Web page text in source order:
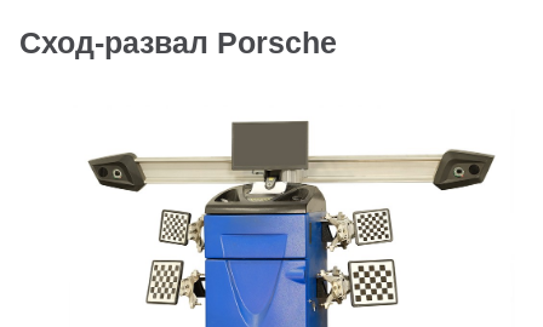
Сход-развал Porsche